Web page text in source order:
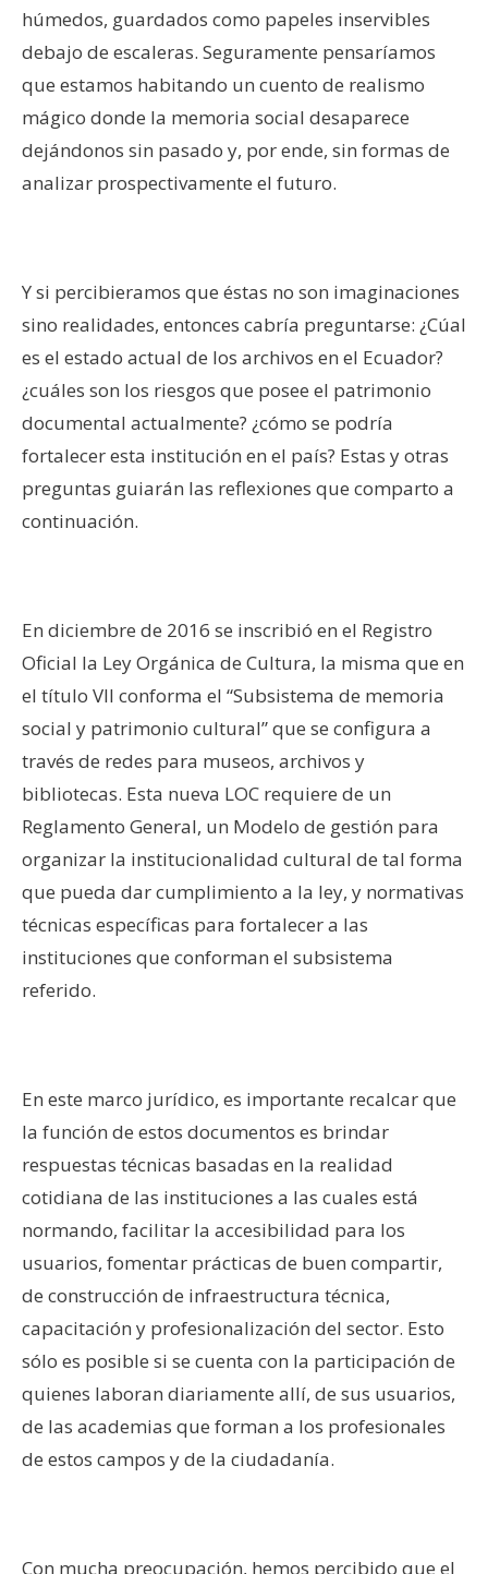
húmedos, guardados como papeles inservibles
debajo de escaleras. Seguramente pensaríamos
que estamos habitando un cuento de realismo
mágico donde la memoria social desaparece
dejándonos sin pasado y, por ende, sin formas de
analizar prospectivamente el futuro.
Y si percibieramos que éstas no son imaginaciones
sino realidades, entonces cabría preguntarse: ¿Cúal
es el estado actual de los archivos en el Ecuador?
¿cuáles son los riesgos que posee el patrimonio
documental actualmente? ¿cómo se podría
fortalecer esta institución en el país? Estas y otras
preguntas guiarán las reflexiones que comparto a
continuación.
En diciembre de 2016 se inscribió en el Registro
Oficial la Ley Orgánica de Cultura, la misma que en
el título VII conforma el “Subsistema de memoria
social y patrimonio cultural” que se configura a
través de redes para museos, archivos y
bibliotecas. Esta nueva LOC requiere de un
Reglamento General, un Modelo de gestión para
organizar la institucionalidad cultural de tal forma
que pueda dar cumplimiento a la ley, y normativas
técnicas específicas para fortalecer a las
instituciones que conforman el subsistema
referido.
En este marco jurídico, es importante recalcar que
la función de estos documentos es brindar
respuestas técnicas basadas en la realidad
cotidiana de las instituciones a las cuales está
normando, facilitar la accesibilidad para los
usuarios, fomentar prácticas de buen compartir,
de construcción de infraestructura técnica,
capacitación y profesionalización del sector. Esto
sólo es posible si se cuenta con la participación de
quienes laboran diariamente allí, de sus usuarios,
de las academias que forman a los profesionales
de estos campos y de la ciudadanía.
Con mucha preocupación, hemos percibido que el